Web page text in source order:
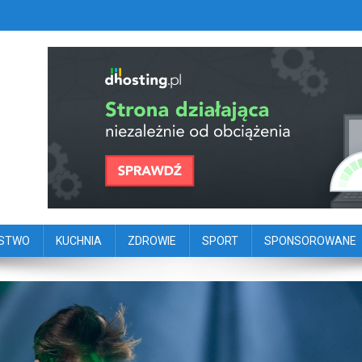
portal dziennikarstwa
KUCHNIA ZDROWIE SPORT SPONSOROWANE